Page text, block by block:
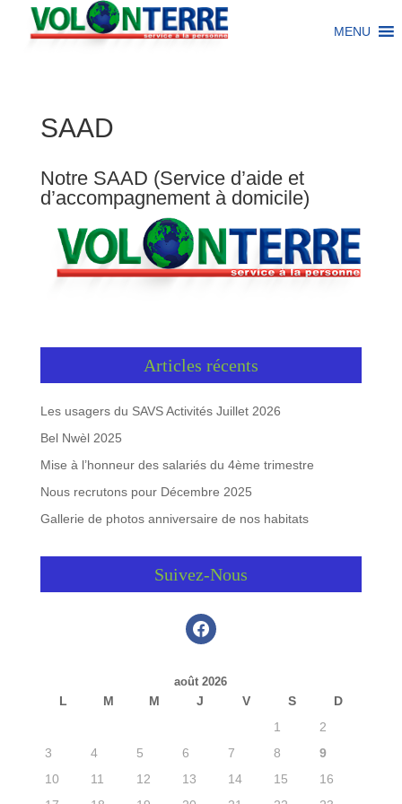
MENU
SAAD
Notre SAAD (Service d’aide et
d’accompagnement à domicile)
Articles récents
Les usagers du SAVS Activités Juillet 2026
Bel Nwèl 2025
Mise à l’honneur des salariés du 4ème trimestre
Nous recrutons pour Décembre 2025
Gallerie de photos anniversaire de nos habitats
Suivez-Nous
facebook
août 2026
L M M J V S
D
1
2
3
4 5 6 7 8
9
10
11 12 13 14 15
16